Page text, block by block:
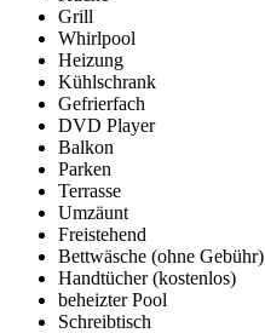
Grill
Whirlpool
Heizung
Kühlschrank
Gefrierfach
DVD Player
Balkon
Parken
Terrasse
Umzäunt
Freistehend
Bettwäsche (ohne Gebühr)
Handtücher (kostenlos)
beheizter Pool
Schreibtisch